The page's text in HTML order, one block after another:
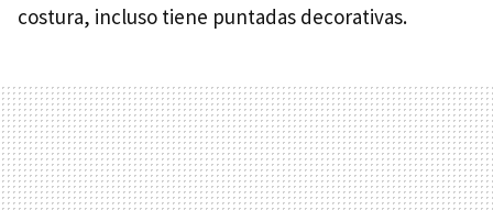
costura, incluso tiene puntadas decorativas.